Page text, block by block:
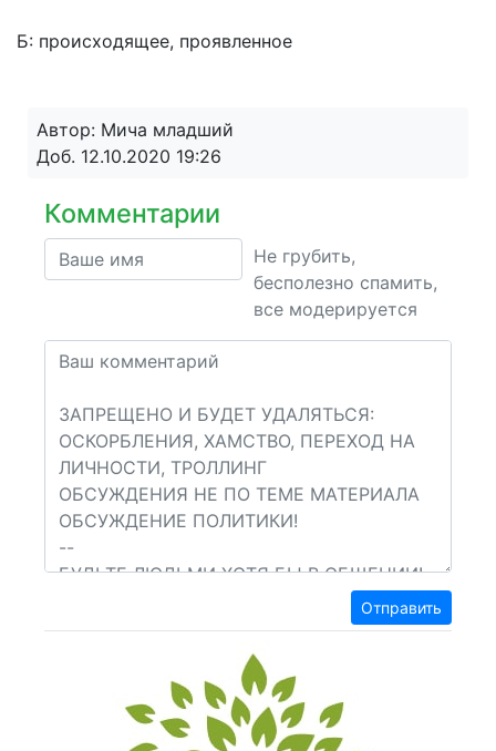
Б: происходящее, проявленное
Автор: Мича младший
Доб. 12.10.2020 19:26
Комментарии
Не грубить,
бесполезно спамить,
все модерируется
Отправить